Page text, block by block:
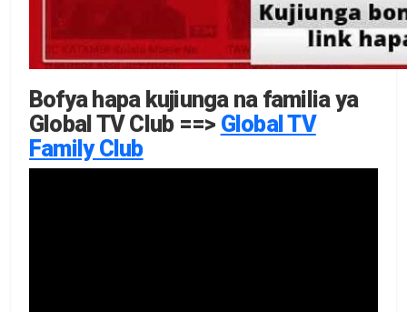
Bofya hapa kujiunga na familia ya
Global TV Club ==> Global TV
Family Club